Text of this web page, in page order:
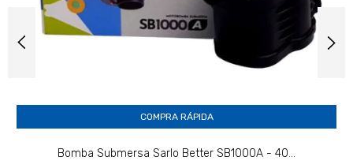
COMPRA RÁPIDA
Bomba Submersa Sarlo Better SB1000A - 40...